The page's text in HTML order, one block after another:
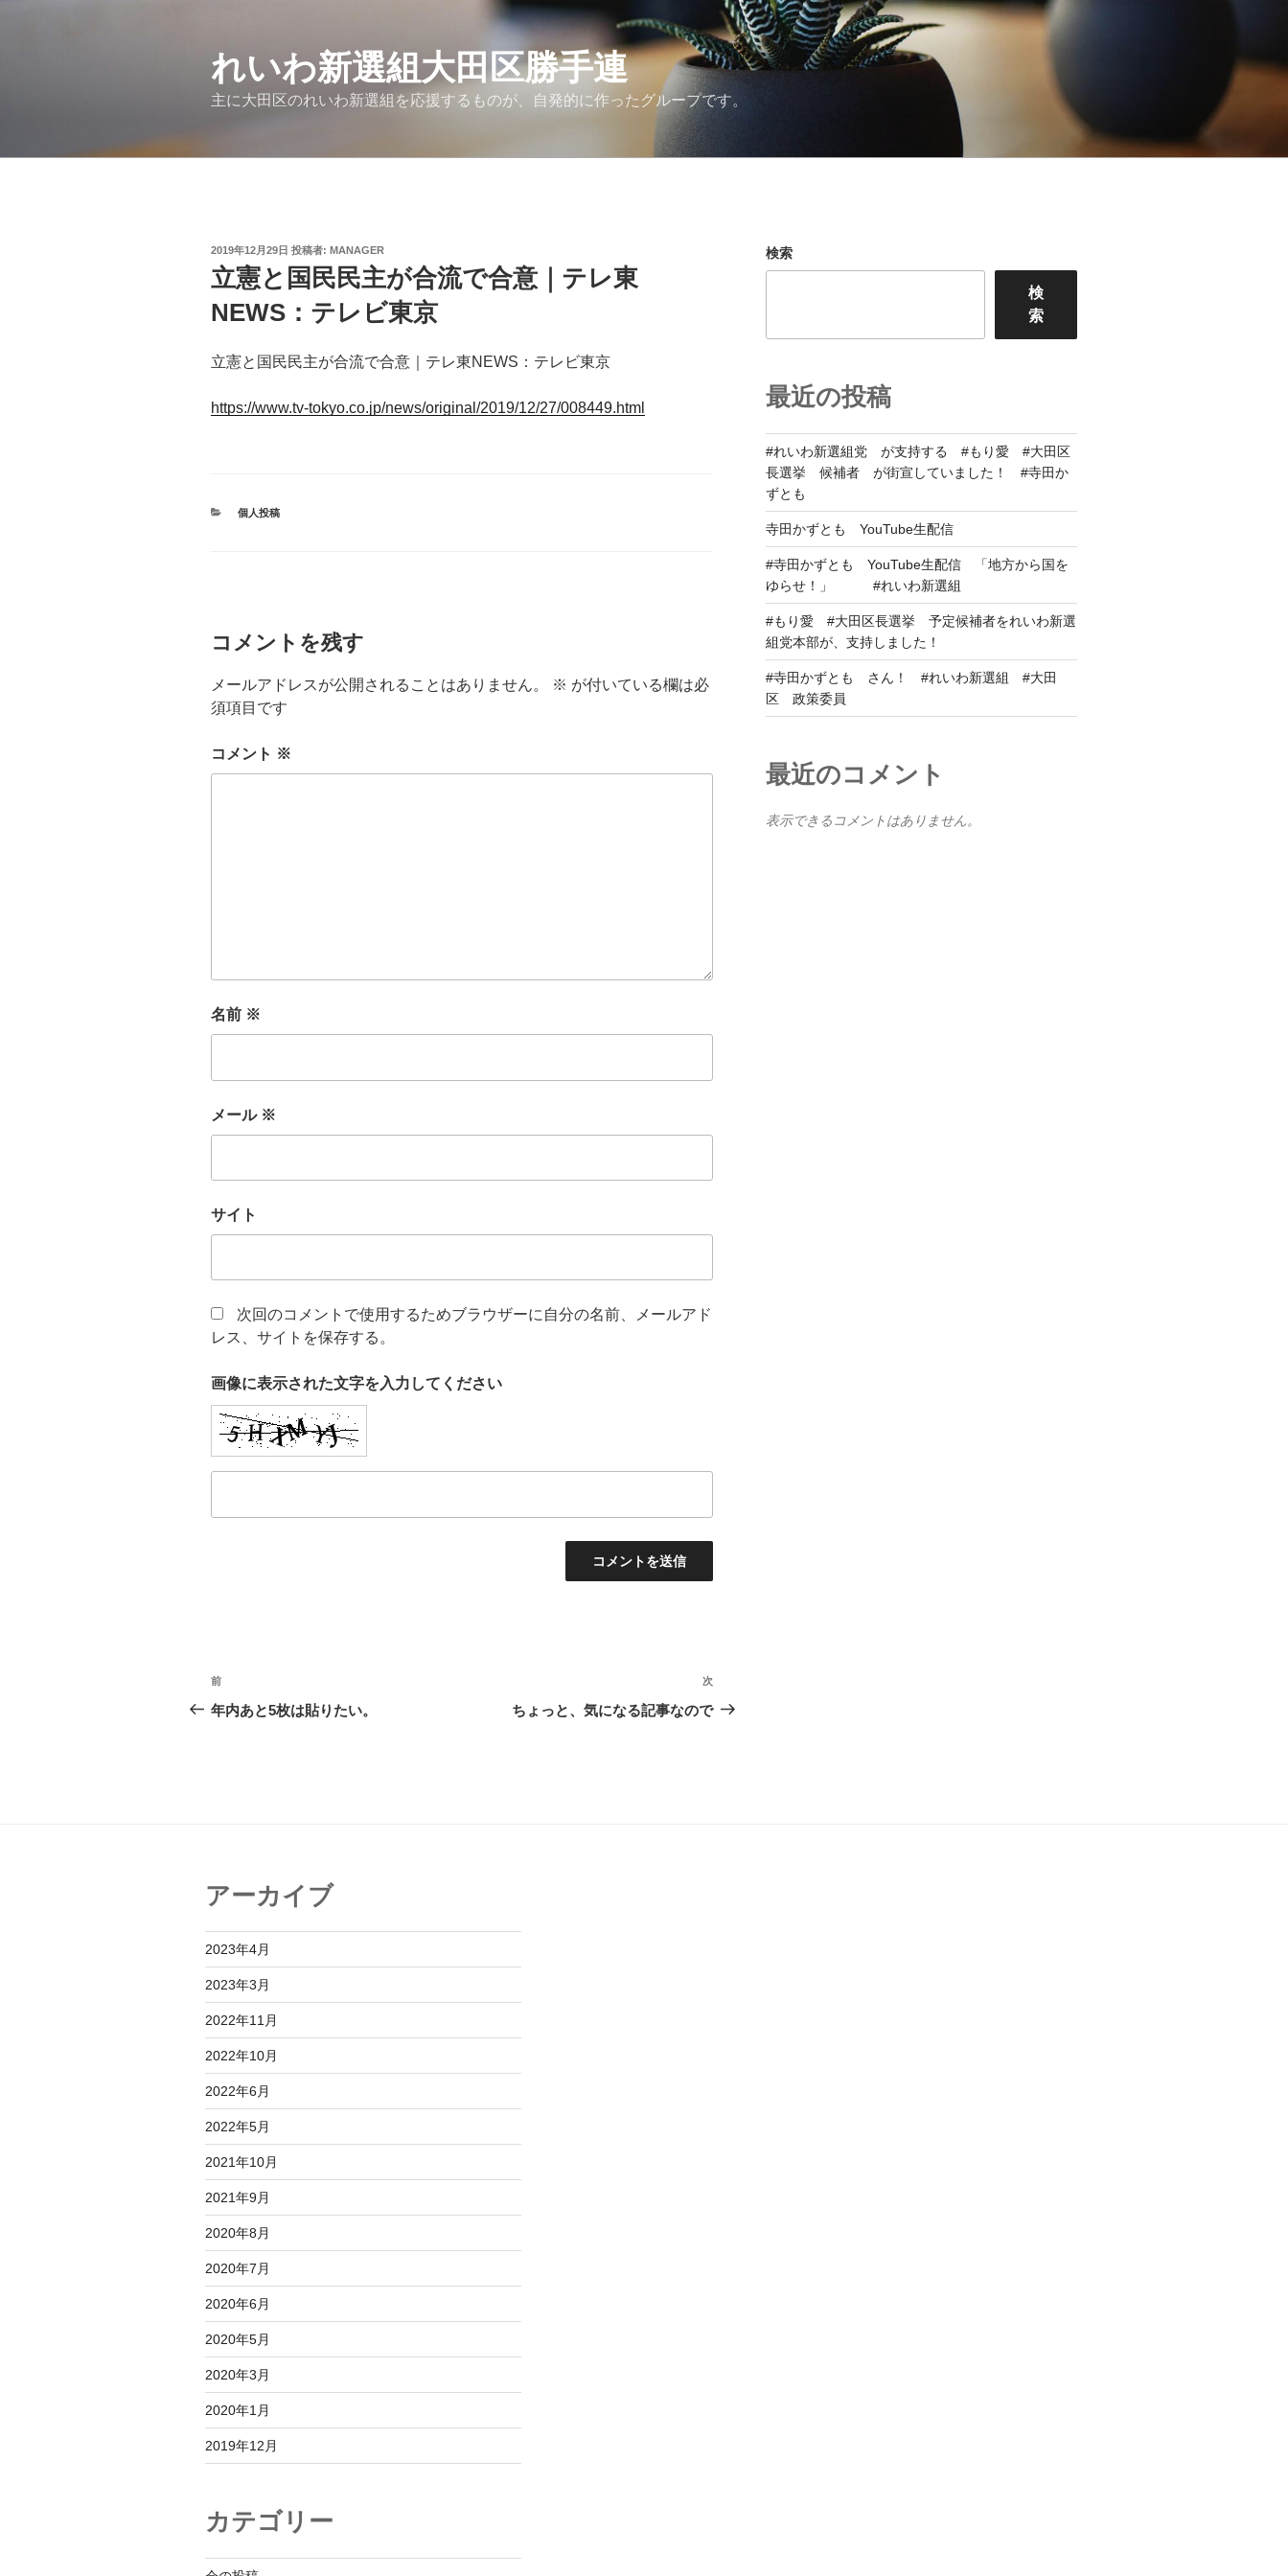
れいわ新選組大田区勝手連
主に大田区のれいわ新選組を応援するものが、自発的に作ったグループです。
投
稿
日:
2019年12月29日 投稿者: MANAGER
立憲と国民民主が合流で合意｜テレ東
NEWS：テレビ東京
立憲と国民民主が合流で合意｜テレ東NEWS：テレビ東京
https://www.tv-tokyo.co.jp/news/original/2019/12/27/008449.html
カ
個人投稿
コメントを残す
メールアドレスが公開されることはありません。 ※ が付いている欄は必
須項目です
コメント ※
名前 ※
メール ※
サイト
次回のコメントで使用するためブラウザーに自分の名前、メールアド
レス、サイトを保存する。
画像に表示された文字を入力してください
投
稿
シ
ョ
ン
前
の
前
年内あと5枚は貼りたい。
次
の
次
ちょっと、気になる記事なので
検索
検
索
最近の投稿
#れいわ新選組党 が支持する #もり愛 #大田区
長選挙 候補者 が街宣していました！ #寺田か
ずとも
寺田かずとも YouTube生配信
#寺田かずとも YouTube生配信 「地方から国を
ゆらせ！」 #れいわ新選組
#もり愛 #大田区長選挙 予定候補者をれいわ新選
組党本部が、支持しました！
#寺田かずとも さん！ #れいわ新選組 #大田
区 政策委員
最近のコメント
表示できるコメントはありません。
アーカイブ
2023年4月
2023年3月
2022年11月
2022年10月
2022年6月
2022年5月
2021年10月
2021年9月
2020年8月
2020年7月
2020年6月
2020年5月
2020年3月
2020年1月
2019年12月
カテゴリー